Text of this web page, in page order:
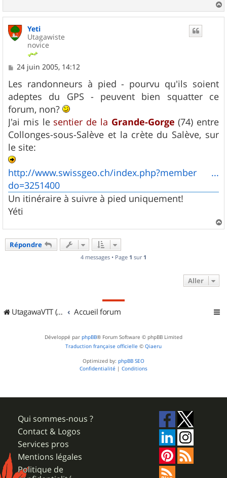
a
Yeti
Utagawiste
novice
M
s
s
a
g
e
24 juin 2005, 14:12
Les randonneurs à pied - pourvu qu'ils soient
adeptes du GPS - peuvent bien squatter ce
forum, non?
J'ai mis le sentier de la Grande-Gorge (74) entre
Collonges-sous-Salève et la crète du Salève, sur
le site:
http://www.swissgeo.ch/index.php?member ...
do=3251400
Un itinéraire à suivre à pied uniquement!
Yéti
a
Répondre
4 messages • Page 1 sur 1
Aller
UtagawaVTT (Randos VTT et VTTAE avec traces GPS) Accueil forum
Développé par phpBB® Forum Software © phpBB Limited
Traduction française officielle © Qiaeru
Optimized by: phpBB SEO
Confidentialité | Conditions
Qui sommes-nous ?
Contact & Logos
Services pros
Mentions légales
Politique de